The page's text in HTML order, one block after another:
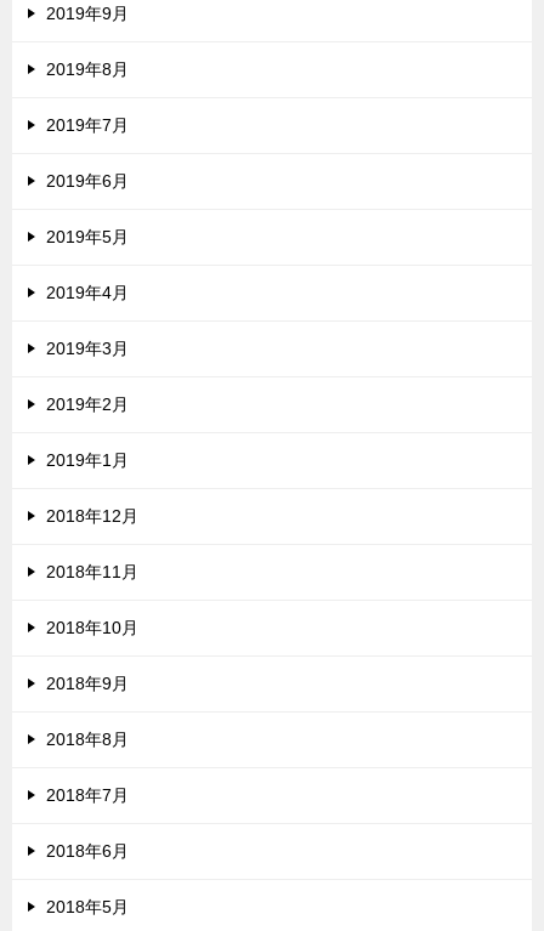
2019年9月
2019年8月
2019年7月
2019年6月
2019年5月
2019年4月
2019年3月
2019年2月
2019年1月
2018年12月
2018年11月
2018年10月
2018年9月
2018年8月
2018年7月
2018年6月
2018年5月